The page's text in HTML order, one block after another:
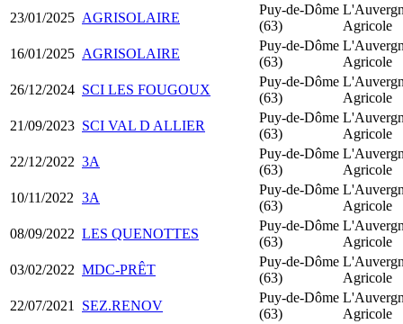
23/01/2025 AGRISOLAIRE
Puy-de-Dôme
(63)
Agricole
16/01/2025 AGRISOLAIRE
Puy-de-Dôme
(63)
Agricole
26/12/2024 SCI LES FOUGOUX
Puy-de-Dôme
(63)
Agricole
21/09/2023 SCI VAL D ALLIER
Puy-de-Dôme
(63)
Agricole
22/12/2022 3A
Puy-de-Dôme
(63)
Agricole
10/11/2022 3A
Puy-de-Dôme
(63)
Agricole
08/09/2022 LES QUENOTTES
Puy-de-Dôme
(63)
Agricole
03/02/2022 MDC-PRÊT
Puy-de-Dôme
(63)
Agricole
22/07/2021
SEZ.RENOV
Puy-de-Dôme
(63)
Agricole